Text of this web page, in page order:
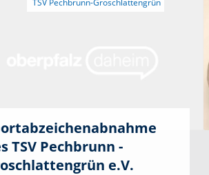
TSV Pechbrunn -
e.V.